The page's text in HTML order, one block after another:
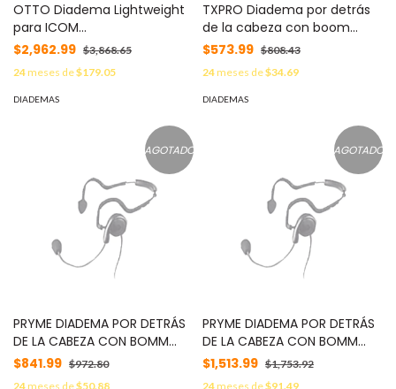
OTTO Diadema Lightweight
para ICOM
ICF3003/4003/3013/4013/3021/4021
MOD: V4-10479
$2,962.99 $3,868.65
24meses de$179.05
DIADEMAS
TXPRO Diadema por detrás
de la cabeza con boom
flexible para ICOM IC-F50/
60/ 3161/ 4161 MOD: TX-760-
S04
$573.99 $808.43
24meses de$34.69
DIADEMAS
AGOTADO
PRYME DIADEMA POR DETRÁS
DE LA CABEZA CON BOMM
FLEXIBLE P/ ICOM ICF-3/ ICF-
4/ ICF-3S/ ICF-4S. MOD:
$841.99 $972.80
24meses de$50.88
AGOTADO
PRYME DIADEMA POR DETRÁS
DE LA CABEZA CON BOMM
FLEXIBLE P/ ICOM ICF-50/ 60/
3161/ 4161/ 30G/ 30GS/ 30GT/
$1,513.99 $1,753.92
24meses de$91.49